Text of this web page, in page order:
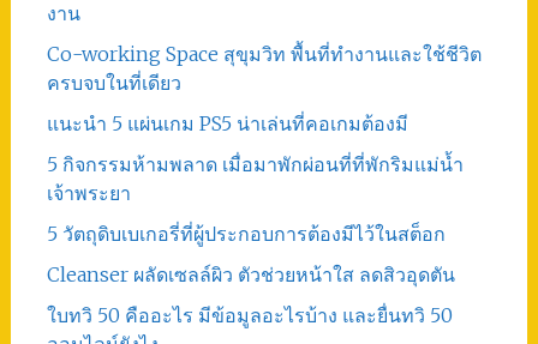
งาน
Co-working Space สุขุมวิท พื้นที่ทำงานและใช้ชีวิต
ครบจบในที่เดียว
แนะนำ 5 แผ่นเกม PS5 น่าเล่นที่คอเกมต้องมี
5 กิจกรรมห้ามพลาด เมื่อมาพักผ่อนที่ที่พักริมแม่น้ำ
เจ้าพระยา
5 วัตถุดิบเบเกอรี่ที่ผู้ประกอบการต้องมีไว้ในสต็อก
Cleanser ผลัดเซลล์ผิว ตัวช่วยหน้าใส ลดสิวอุดตัน
ใบทวิ 50 คืออะไร มีข้อมูลอะไรบ้าง และยื่นทวิ 50